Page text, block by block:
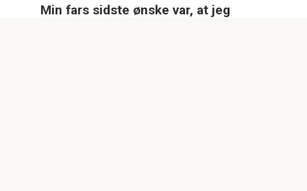
Min fars sidste ønske var, at jeg